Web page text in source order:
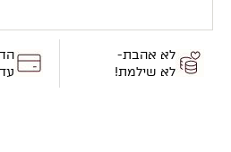
לא אהבת-
לא שילמת!
עד 14 יום